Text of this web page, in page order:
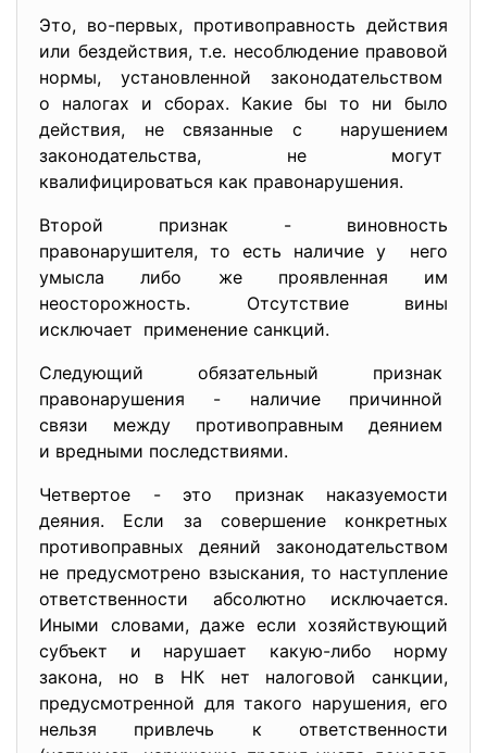
Это, во-первых, противоправность действия
или бездействия, т.е. несоблюдение правовой
нормы, установленной законодательством
о налогах и сборах. Какие бы то ни было
действия, не связанные с нарушением
законодательства, не могут
квалифицироваться как правонарушения.
Второй признак - виновность
правонарушителя, то есть наличие у него
умысла либо же проявленная им
неосторожность. Отсутствие вины
исключает применение санкций.
Следующий обязательный признак
правонарушения - наличие причинной
связи между противоправным деянием
и вредными последствиями.
Четвертое - это признак наказуемости
деяния. Если за совершение конкретных
противоправных деяний законодательством
не предусмотрено взыскания, то наступление
ответственности абсолютно исключается.
Иными словами, даже если хозяйствующий
субъект и нарушает какую-либо норму
закона, но в НК нет налоговой санкции,
предусмотренной для такого нарушения, его
нельзя привлечь к ответственности